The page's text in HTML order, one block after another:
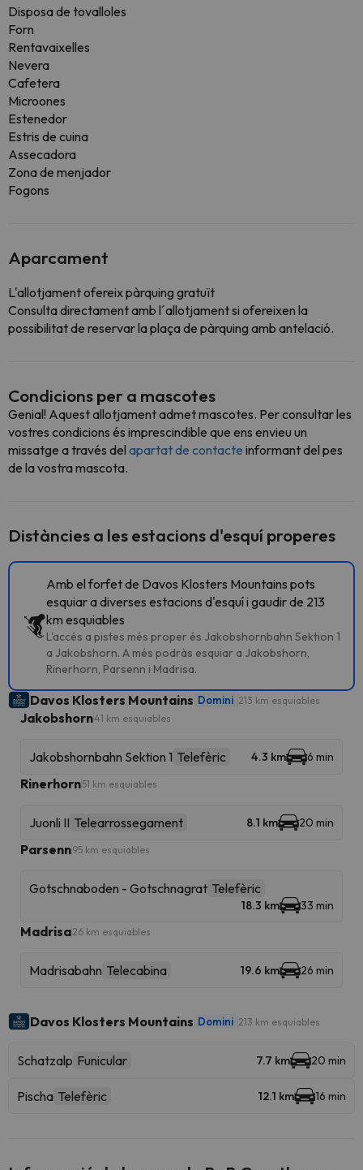
Disposa de tovalloles
Forn
Rentavaixelles
Nevera
Cafetera
Microones
Estenedor
Estris de cuina
Assecadora
Zona de menjador
Fogons
Aparcament
L'allotjament ofereix pàrquing gratuït
Consulta directament amb l´allotjament si ofereixen la
possibilitat de reservar la plaça de pàrquing amb antelació.
Condicions per a mascotes
Genial! Aquest allotjament admet mascotes. Per consultar les
vostres condicions és imprescindible que ens envieu un
missatge a través del apartat de contacte informant del pes
de la vostra mascota.
Distàncies a les estacions d'esquí properes
Amb el forfet de Davos Klosters Mountains pots
esquiar a diverses estacions d'esquí i gaudir de 213
km esquiables
L'accés a pistes més proper és Jakobshornbahn Sektion 1
a Jakobshorn. A més podràs esquiar a Jakobshorn,
Rinerhorn, Parsenn i Madrisa.
Davos Klosters Mountains Domini 213 km esquiables
Jakobshorn41 km esquiables
Jakobshornbahn Sektion 1 Telefèric 4.3 km 6 min
Rinerhorn51 km esquiables
Juonli II Telearrossegament 8.1 km 20 min
Parsenn95 km esquiables
Gotschnaboden - Gotschnagrat Telefèric
18.3 km 33 min
Madrisa26 km esquiables
Madrisabahn Telecabina 19.6 km 26 min
Davos Klosters Mountains Domini 213 km esquiables
Schatzalp Funicular 7.7 km 20 min
Pischa Telefèric 12.1 km 16 min